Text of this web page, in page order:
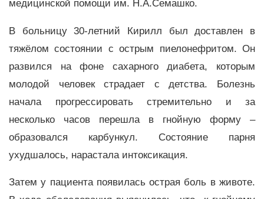
медицинской помощи им. Н.А.Семашко.
В больницу 30-летний Кирилл был доставлен в
тяжёлом состоянии с острым пиелонефритом. Он
развился на фоне сахарного диабета, которым
молодой человек страдает с детства. Болезнь
начала прогрессировать стремительно и за
несколько часов перешла в гнойную форму –
образовался карбункул. Состояние парня
ухудшалось, нарастала интоксикация.
Затем у пациента появилась острая боль в животе.